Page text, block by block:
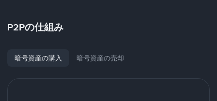
P2Pの仕組み
暗号資産の購入 暗号資産の売却